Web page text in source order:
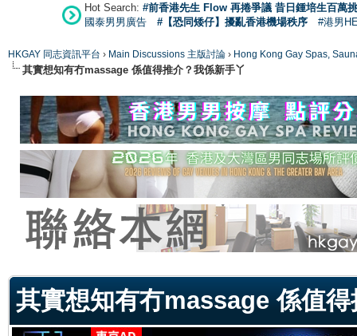
Hot Search: #前香港先生 Flow 再捲爭議 昔日鍾培生百萬
國泰男男廣告
#【恐同矮仔】擾亂香港機場秩序 #港男
HKGAY 同志資訊平台 › Main Discussions 主版討論 › Hong Kong Gay Spas,
其實想知有冇massage 係值得推介？我係新手丫
其實想知有冇massage 係值